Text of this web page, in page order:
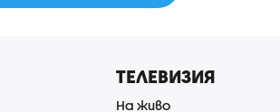
ТЕЛЕВИЗИЯ
На живо